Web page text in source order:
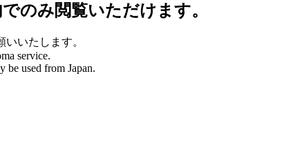
のみ閲覧いただけます。
いいたします。
service.
be used from Japan.